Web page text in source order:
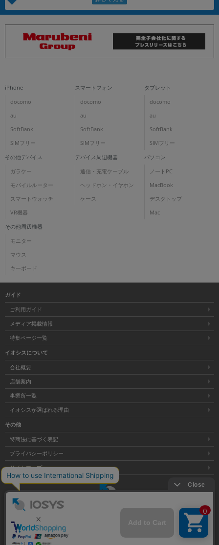
iPhone
docomo
au
SoftBank
SIMフリー
スマートフォン
docomo
au
SoftBank
SIMフリー
タブレット
docomo
au
SoftBank
SIMフリー
その他デバイス
ガラケー
モバイルルーター
スマートウォッチ
VR機器
デバイス周辺機器
通信・充電ケーブル
ヘッドホン・イヤホン
ケース
パソコン
ノートPC
MacBook
デスクトップ
Mac
その他周辺機器
モニター
マウス
キーボード
ガイド
ご利用ガイド
メディア掲載情報
特集ページ一覧
イオシスについて
会社概要
店舗案内
事業所一覧
イオシスが選ばれる理由
その他
特商法に基づく表記
プライバシーポリシー
サイトマップ
大阪府公安委員会発行 古物商許可証 第621121002176号
Copyright © 株式会社イオシス All Rights Reserved.